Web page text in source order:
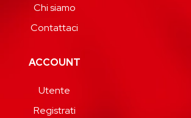
Chi siamo
Contattaci
ACCOUNT
Utente
Registrati